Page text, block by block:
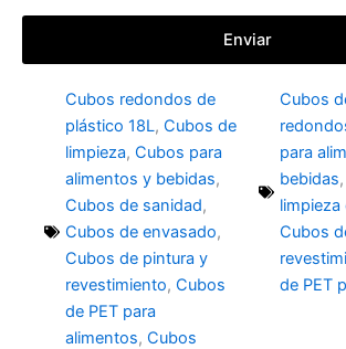
Enviar
Cubos redondos de
plástico 18L, Cubos de
limpieza, Cubos para
alimentos y bebidas,
Cubos de sanidad,
Cubos de envasado,
Cubos de pintura y
revestimiento, Cubos
de PET para
alimentos, Cubos
Cubos
para
bebidas,
Cubos
de PET